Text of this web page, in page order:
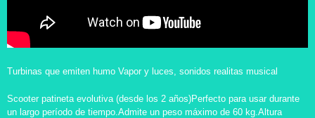
Turbinas que emiten humo Vapor y luces, sonidos realitas musical
Scooter patineta evolutiva (desde los 2 años)Perfecto para usar durante
un largo período de tiempo.Admite un peso máximo de 60 kg.Altura